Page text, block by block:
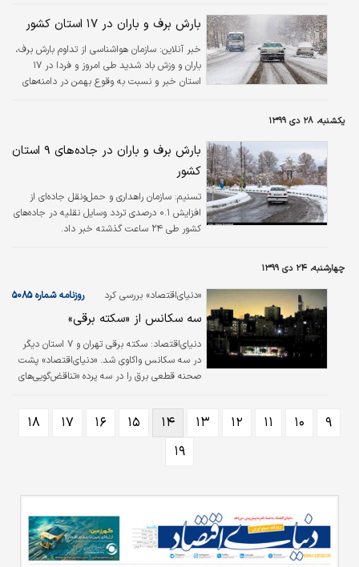
بارش برف و باران در ۱۷ استان کشور
خبر آنلاین: سازمان هواشناسی از تداوم بارش برف،
باران و وزش باد شدید طی امروز و فردا در ۱۷
استان خبر و نسبت به وقوع بهمن در دامنه‌های
یکشنبه، ۲۸ دی ۱۳۹۹
بارش برف و باران در جاده‌های ۹ استان
کشور
تسنیم: سازمان راهداری و حمل‌ونقل جاده‌ای از
افزایش ۰.۱ درصدی تردد وسایل نقلیه در جاده‌های
کشور طی ۲۴ ساعت گذشته خبر داد.
چهارشنبه، ۲۴ دی ۱۳۹۹
«دنیای‌اقتصاد» بررسی کرد روزنامه شماره ۵۰۸۵
سه سکانس از «سکته برقی»
دنیای‌اقتصاد:
سکته برقی تهران و ۷ استان دیگر
در سه سکانس واکاوی شد. «دنیای‌اقتصاد» پشت
صحنه قطعی برق را در سه پرده «تناقض‌‌گویی‌های
رمزارزها و تاثیر محسوس آن در افزایش مصرف
برق» و«تبعات قطعی برق بر کسب‌و‌کارهای مختلف
و بخش آموزش» بررسی و ارزیابی کرده است.
۹ ۱۰ ۱۱ ۱۲ ۱۳ ۱۴ ۱۵ ۱۶ ۱۷
۱۸
۱۹